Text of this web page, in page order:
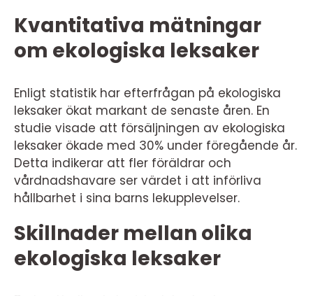
Kvantitativa mätningar
om ekologiska leksaker
Enligt statistik har efterfrågan på ekologiska
leksaker ökat markant de senaste åren. En
studie visade att försäljningen av ekologiska
leksaker ökade med 30% under föregående år.
Detta indikerar att fler föräldrar och
vårdnadshavare ser värdet i att införliva
hållbarhet i sina barns lekupplevelser.
Skillnader mellan olika
ekologiska leksaker